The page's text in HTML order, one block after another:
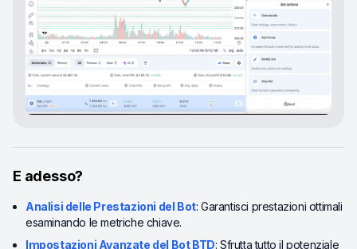
E adesso?
Analisi delle Prestazioni del Bot: Garantisci prestazioni ottimali
esaminando le metriche chiave.
Impostazioni Avanzate del Bot BTD: Sfrutta tutto il potenziale